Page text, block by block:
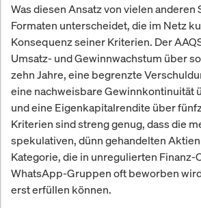
Was diesen Ansatz von vielen
Formaten unterscheidet, die im Netz
Konsequenz seiner Kriterien. Der
Umsatz- und Gewinnwachstum über
zehn Jahre, eine begrenzte
eine nachweisbare Gewinnkontinuität
und eine Eigenkapitalrendite über
Kriterien sind streng genug, dass die
spekulativen, dünn gehandelten
Kategorie, die in unregulierten
WhatsApp-Gruppen oft beworben
erst erfüllen können.